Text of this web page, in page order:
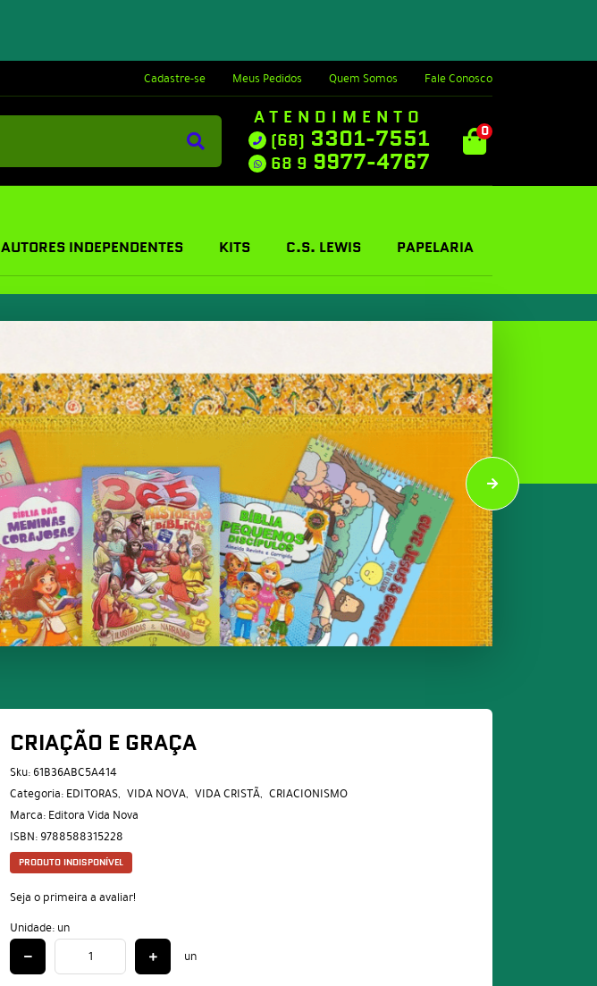
Cadastre-se Meus Pedidos Quem Somos Fale Conosco
ATENDIMENTO
(68) 3301-7551
68 9 9977-4767
0
AUTORES INDEPENDENTES KITS C.S. LEWIS PAPELARIA
CRIAÇÃO E GRAÇA
Sku: 61B36ABC5A414
Categoria: EDITORAS VIDA NOVA VIDA CRISTÃ CRIACIONISMO
Marca: Editora Vida Nova
ISBN: 9788588315228
PRODUTO INDISPONÍVEL
Seja o primeira a avaliar!
Unidade: un
un